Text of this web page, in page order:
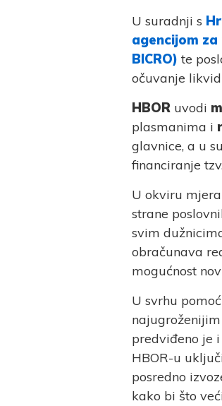
U suradnji s
agencijom
BICRO) te
očuvanje
HBOR uvodi
plasmanima i
glavnice, a u
financiranje
U okviru
strane
svim
obračunava
mogućnost
U svrhu
predviđeno je i
HBOR-u
posredno
kako bi što